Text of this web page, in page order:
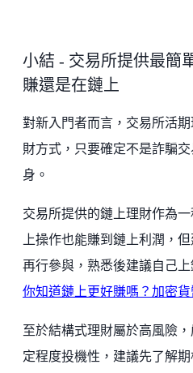
小結 - 交易所提供最簡
賺還是在鏈上
對新入門者而言，交易所活
財方式，只要確定不是詐騙
身。
交易所提供的鏈上理財作為
上操作也能賺到鏈上利潤，
再行參與，熟悉後建議自己
你知道鏈上更好賺嗎？加密
至於結構式理財屬於高風險
定程度投機性，建議先了解